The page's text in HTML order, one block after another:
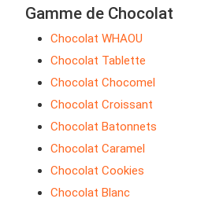
Gamme de Chocolat
Chocolat WHAOU
Chocolat Tablette
Chocolat Chocomel
Chocolat Croissant
Chocolat Batonnets
Chocolat Caramel
Chocolat Cookies
Chocolat Blanc